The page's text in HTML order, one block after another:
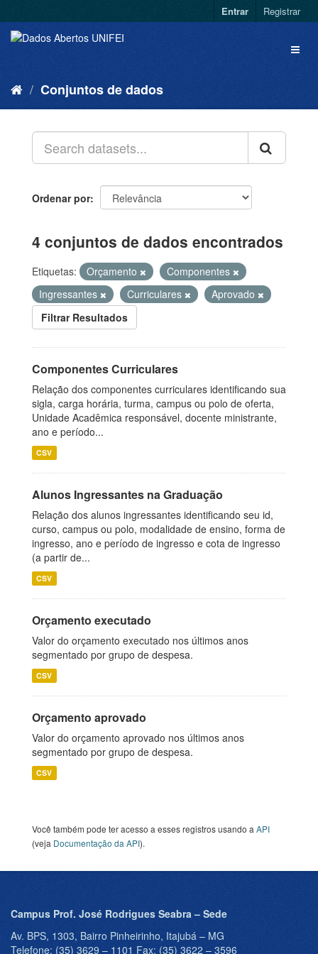
Entrar Registrar
Conjuntos de dados
Ordenar por
4 conjuntos de dados encontrados
Etiquetas: Orçamento
Componentes
Ingressantes
Curriculares
Aprovado
Filtrar Resultados
Componentes Curriculares
Relação dos componentes curriculares identificando sua
sigla, carga horária, turma, campus ou polo de oferta,
Unidade Acadêmica responsável, docente ministrante,
ano e período...
CSV
Alunos Ingressantes na Graduação
Relação dos alunos ingressantes identificando seu id,
curso, campus ou polo, modalidade de ensino, forma de
ingresso, ano e período de ingresso e cota de ingresso
(a partir de...
CSV
Orçamento executado
Valor do orçamento executado nos últimos anos
segmentado por grupo de despesa.
CSV
Orçamento aprovado
Valor do orçamento aprovado nos últimos anos
segmentado por grupo de despesa.
CSV
Você também pode ter acesso a esses registros usando a API
(veja Documentação da API).
Campus Prof. José Rodrigues Seabra – Sede
Av. BPS, 1303, Bairro Pinheirinho, Itajubá – MG
Telefone: (35) 3629 – 1101 Fax: (35) 3622 – 3596